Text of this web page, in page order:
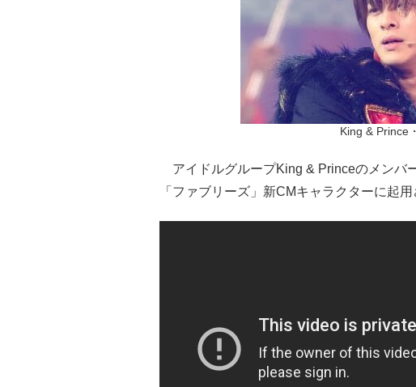
King & Prince
アイドルグループKing & Princeのメンバ
「ファブリーズ」新CMキャラクターに起用